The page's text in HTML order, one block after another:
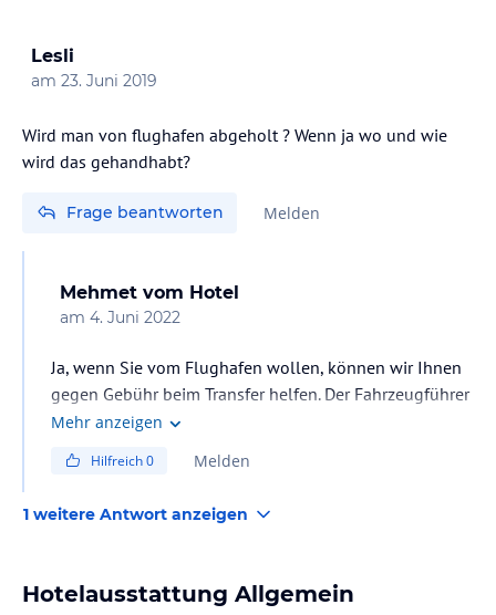
Lesli
am 23. Juni 2019
Wird man von flughafen abgeholt ? Wenn ja wo und wie
wird das gehandhabt?
Frage beantworten Melden
Mehmet vom Hotel
am 4. Juni 2022
Ja, wenn Sie vom Flughafen wollen, können wir Ihnen
gegen Gebühr beim Transfer helfen. Der Fahrzeugführer
begrüßt Sie an der Ausfahrt mit einem Schild mit Ihrem
Mehr anzeigen
Hilfreich0 Melden
1 weitere Antwort anzeigen
Hotelausstattung Allgemein